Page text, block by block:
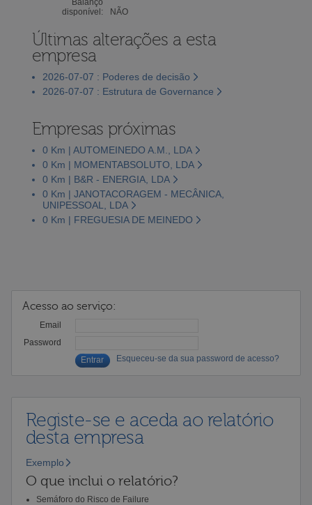
Balanço
disponível:
NÃO
Últimas alterações a esta
empresa
2026-07-07 : Poderes de decisão
2026-07-07 : Estrutura de Governance
Empresas próximas
0 Km | AUTOMEINEDO A.M., LDA
0 Km | MOMENTABSOLUTO, LDA
0 Km | B&R - ENERGIA, LDA
0 Km | JANOTACORAGEM - MECÂNICA,
UNIPESSOAL, LDA
0 Km | FREGUESIA DE MEINEDO
Acesso ao serviço:
Email
Password
Esqueceu-se da sua password de acesso?
Registe-se e aceda ao relatório
desta empresa
Exemplo
O que inclui o relatório?
Semáforo do Risco de Failure